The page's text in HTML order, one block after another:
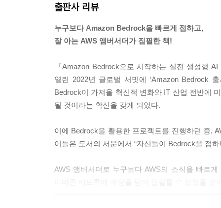
LLM은 기본적으로 이전 토큰을 기반으로 다음 토
복잡한 계산, 외부 정보 수집 및 처리 그리고 다
크게 확장시켜, 단순한 텍스트 생성을 넘어 실제
생성형 AI에는 불확실성이 따르며, 생성된 답변
등 유해한 콘텐츠 생성 위험이 상존합니다. 이러
'책임 있는 AI(Responsible AI)'라 는 개념의 중요성
--- 「07 Bedrock 운영하기」 중에서
출판사 리뷰
누구보다 Amazon Bedrock을 빠르게 접하고,
잘 아는 AWS 앰버서더가 집필한 책!
『Amazon Bedrock으로 시작하는 실전 생성형
열린 2022년 글로벌 서밋에 ‘Amazon Bedrock
Bedrock이 가져올 혁신적 변화와 IT 산업 전반에
될 것이라는 확신을 갖게 되었다.
이에 Bedrock을 활용한 프로젝트를 진행하던 중,
이들은 도서의 서문에서 “자신들이 Bedrock을 접
AWS 앰버서더로 누구보다 AWS의 소식을 빠르